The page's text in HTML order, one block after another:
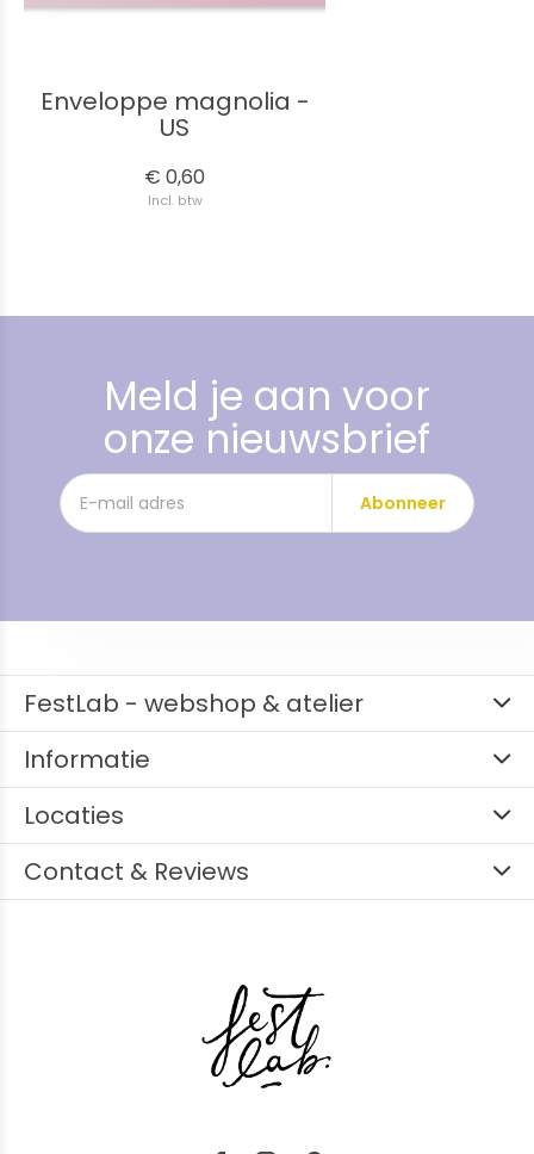
Enveloppe magnolia -
US
€ 0,60
Incl. btw
Meld je aan voor
onze nieuwsbrief
Abonneer
FestLab - webshop & atelier
Informatie
Locaties
Contact & Reviews